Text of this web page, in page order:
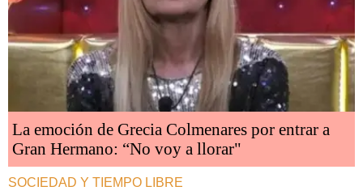
La emoción de Grecia Colmenares por entrar a
Gran Hermano: “No voy a llorar"
SOCIEDAD Y TIEMPO LIBRE